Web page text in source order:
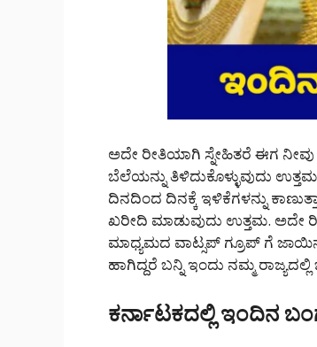
ಅದೇ ರೀತಿಯಾಗಿ ಸ್ನೇಹಿತರೆ ಈಗ
ಬೆಲೆಯನ್ನು ತಿಳಿದುಕೊಳ್ಳುವುದು
ದಿನದಿಂದ ದಿನಕ್ಕೆ ಇಳಿಕೆಗಳನ್ನು
ಖರೀದಿ ಮಾಡುವುದು ಉತ್ತಮ. ಅದೇ
ಮಾಧ್ಯಮದ ವಾಟ್ಸಪ್ ಗ್ರೂಪ್ ಗೆ ಜಾಯಿನ್
ಹಾಗಿದ್ದರೆ ಬನ್ನಿ ಇಂದು ನಮ್ಮ
ಕರ್ನಾಟಕದಲ್ಲಿ ಇಂದಿನ